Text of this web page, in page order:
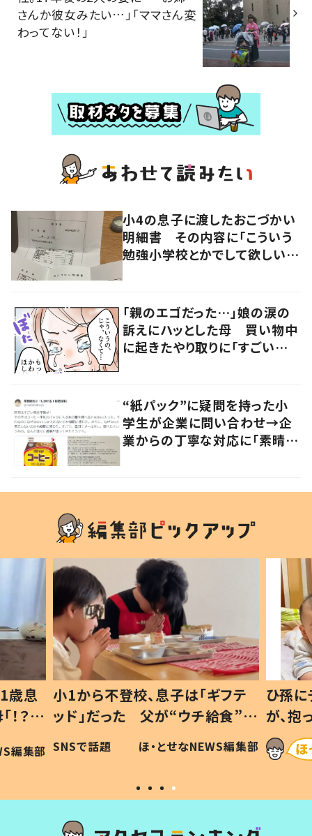
さんか彼女みたい…」「ママさん変
わってない！」
小4の息子に渡したおこづかい
明細書 その内容に「こういう
勉強小学校とかでして欲しい」
「親のエゴだった…」娘の涙の
訴えにハッとした母 買い物中
に起きたやり取りに「すごい分
“紙パック”に疑問を持った小
学生が企業に問い合わせ→企
業からの丁寧な対応に「素晴ら
歳息
？」
編集部
小1から不登校、息子は「ギフテ
ッド」だった 父が“ウチ給食”を
作り続ける理由とは #令和の親
#令和の子
SNSで話題 ほ・とせなNEWS編集部
ひ孫
が、
「涙が
い」